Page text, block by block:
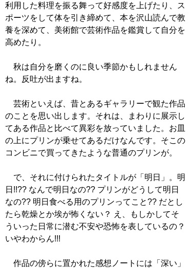
利用した料理を振る舞って好感度を上げたり、ス
ポーツをして体を引き締めて、本を沢山読んで教
養を深めて、美術館で芸術作品を鑑賞して自分を
高めたり。
秋は自分を磨くのに良い季節かもしれません
ね。反吐が出ますね。
芸術といえば、昔とあるギャラリーで観た作品
のことを思い出します。それは、まわりに展示し
てある作品と比べて異彩を放っていました。お皿
の上にプリンが乗せてあるだけなんです。そこの
コンビニで買ってきたような普通のプリンが。
で、それに付けられたタイトルが「明日」。明
日!!?? なんで明日なの?? プリンがどうして明日
なの?? 明日食べる用のプリンってこと?? だとし
たら乾燥とか埃が怖くない？ え、もしかしてそ
ういった日常に潜む不安や恐怖を表しているの？
いやわからん!!!
作品の傍らに置かれた感想ノートには「深い」